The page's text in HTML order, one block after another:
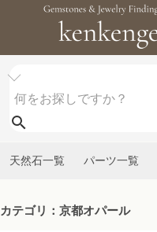
天然石一覧 パーツ一覧
カテゴリ：京都オパール